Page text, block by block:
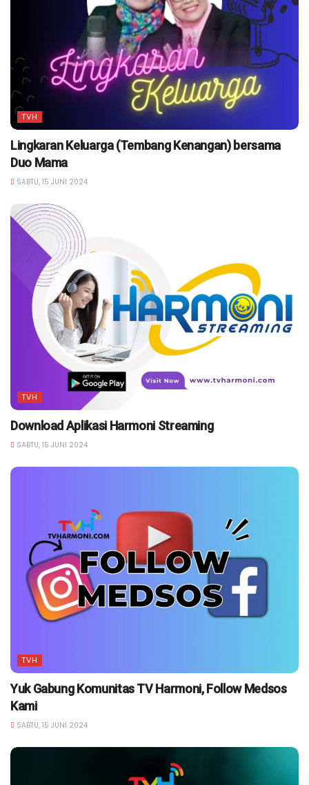
TVH
Lingkaran Keluarga (Tembang Kenangan) bersama
Duo Mama
SABTU, 15 JUNI 2024
TVH
Download Aplikasi Harmoni Streaming
SABTU, 15 JUNI 2024
TVH
Yuk Gabung Komunitas TV Harmoni, Follow Medsos
Kami
SABTU, 15 JUNI 2024